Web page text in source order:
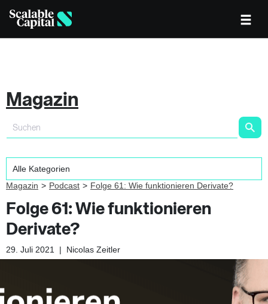
Magazin
Magazin Podcast Folge 61: Wie funktionieren Derivate?
Folge 61: Wie funktionieren
Derivate?
29. Juli 2021 | Nicolas Zeitler